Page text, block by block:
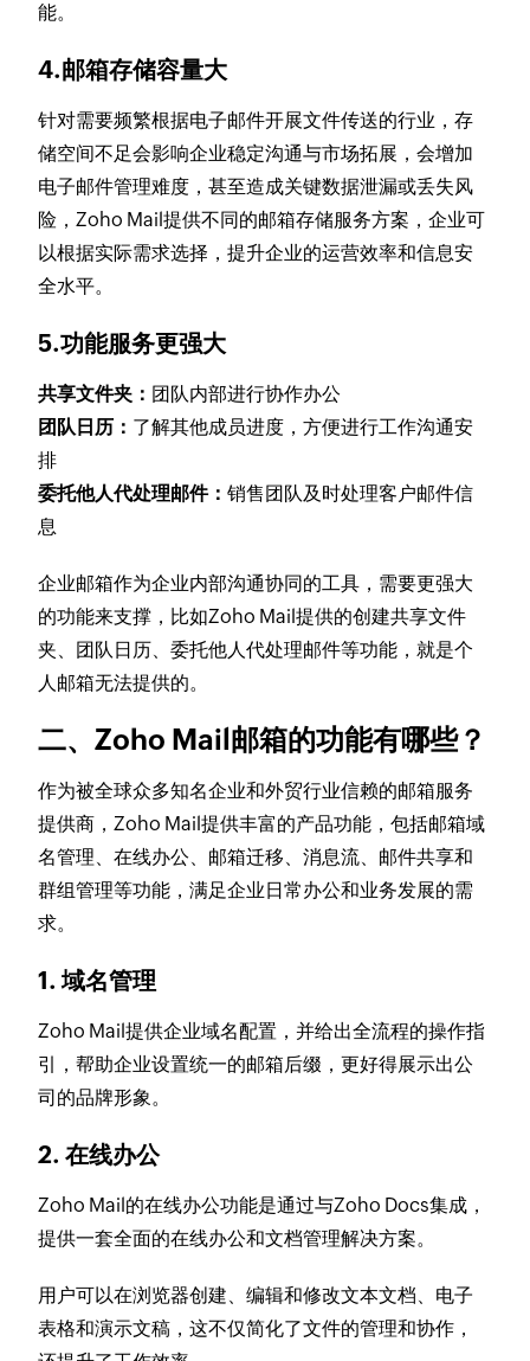
能。
4.邮箱存储容量大
针对需要频繁根据电子邮件开展文件传送的行业，存
储空间不足会影响企业稳定沟通与市场拓展，会增加
电子邮件管理难度，甚至造成关键数据泄漏或丢失风
险，Zoho Mail提供不同的邮箱存储服务方案，企业可
以根据实际需求选择，提升企业的运营效率和信息安
全水平。
5.功能服务更强大
共享文件夹： 团队内部进行协作办公
团队日历： 了解其他成员进度，方便进行工作沟通安
排
委托他人代处理邮件：销售团队及时处理客户邮件信
息
企业邮箱作为企业内部沟通协同的工具，需要更强大
的功能来支撑，比如Zoho Mail提供的创建共享文件
夹、团队日历、委托他人代处理邮件等功能，就是个
人邮箱无法提供的。
二、Zoho Mail邮箱的功能有哪些？
作为被全球众多知名企业和外贸行业信赖的邮箱服务
提供商，Zoho Mail提供丰富的产品功能，包括邮箱域
名管理、在线办公、邮箱迁移、消息流、邮件共享和
群组管理等功能，满足企业日常办公和业务发展的需
求。
1. 域名管理
Zoho Mail提供企业域名配置，并给出全流程的操作指
引，帮助企业设置统一的邮箱后缀，更好得展示出公
司的品牌形象。
2. 在线办公
Zoho Mail的在线办公功能是通过与Zoho Docs集成，
提供一套全面的在线办公和文档管理解决方案。
用户可以在浏览器创建、编辑和修改文本文档、电子
表格和演示文稿，这不仅简化了文件的管理和协作，